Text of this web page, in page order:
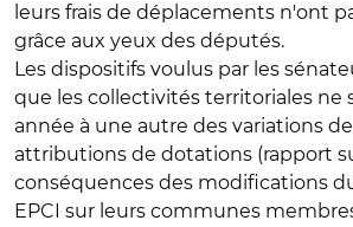
leurs frais de déplacements n'ont
grâce aux yeux des députés.
Les dispositifs voulus par les
que les collectivités territoriales ne
année à une autre des variations
attributions de dotations (rapport
conséquences des modifications
EPCI sur leurs communes